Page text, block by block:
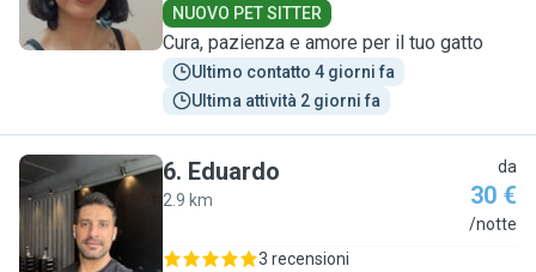
NUOVO PET SITTER
Cura, pazienza e amore per il tuo gatto
Ultimo contatto 4 giorni fa
Ultima attività 2 giorni fa
E
6. Eduardo
2.9 km
da
30 €
/notte
3 recensioni